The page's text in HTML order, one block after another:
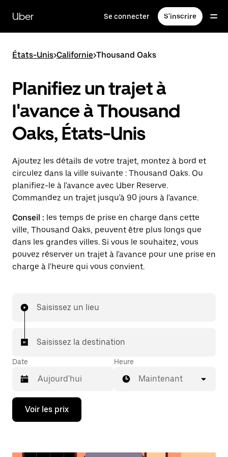
contenu
principal
Uber Se connecter S'inscrire
États-Unis>Californie>Thousand Oaks
Planifiez un trajet à
l'avance à Thousand
Oaks, États-Unis
Ajoutez les détails de votre trajet, montez à bord et
circulez dans la ville suivante : Thousand Oaks. Ou
planifiez-le à l'avance avec Uber Reserve.
Commandez un trajet jusqu'à 90 jours à l'avance.
Conseil : les temps de prise en charge dans cette
ville, Thousand Oaks, peuvent être plus longs que
dans les grandes villes. Si vous le souhaitez, vous
pouvez réserver un trajet à l'avance pour une prise en
charge à l'heure qui vous convient.
Saisissez un lieu
Saisissez la destination
Date
Appuyez
la
Heure
Maintenant
Voir les prix